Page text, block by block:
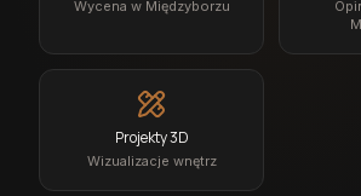
Wycena w Międzyborzu
Projekty 3D
Wizualizacje wnętrz